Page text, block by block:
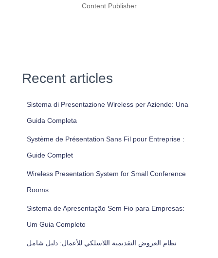
Content Publisher
Recent articles
Sistema di Presentazione Wireless per Aziende: Una
Guida Completa
Système de Présentation Sans Fil pour Entreprise :
Guide Complet
Wireless Presentation System for Small Conference
Rooms
Sistema de Apresentação Sem Fio para Empresas:
Um Guia Completo
نظام العروض التقديمية اللاسلكي للأعمال: دليل شامل